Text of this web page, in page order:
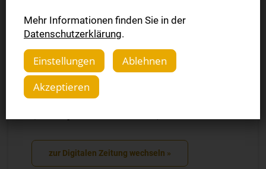
Komplettpaket »
Gedruckte Ausgabe inkl. E-Paper und Plus
Jetzt umsteigen & nur digital
zur Digitalen Zeitung wechseln »
Mehr Informationen finden Sie in der
Datenschutzerklärung.
Einstellungen
Ablehnen
Akzeptieren